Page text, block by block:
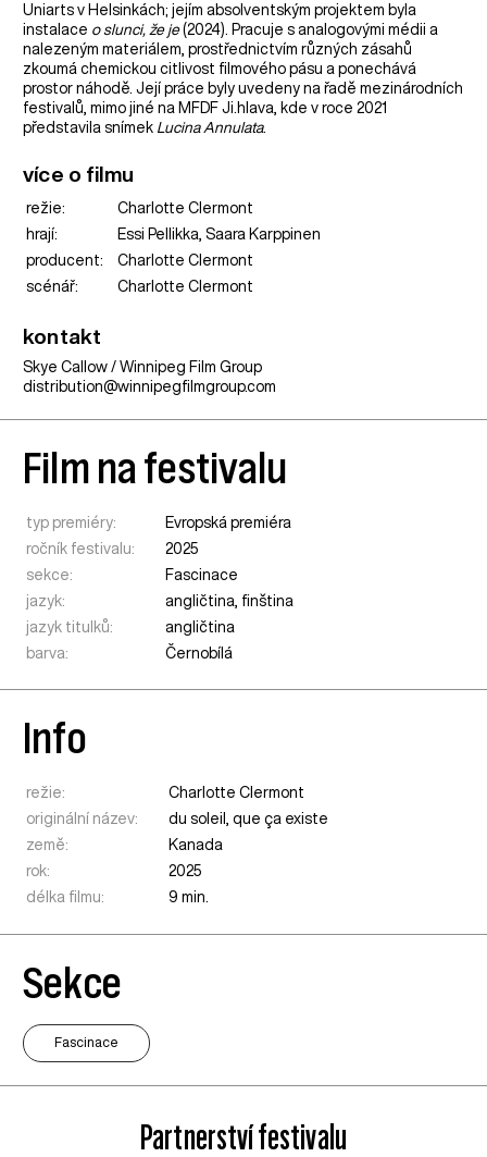
Uniarts v Helsinkách; jejím absolventským projektem byla
instalace o slunci, že je(2024). Pracuje s analogovými médii a
nalezeným materiálem, prostřednictvím různých zásahů
zkoumá chemickou citlivost filmového pásu a ponechává
prostor náhodě. Její práce byly uvedeny na řadě mezinárodních
festivalů, mimo jiné na MFDF Ji.hlava, kde v roce 2021
představila snímek Lucina Annulata.
více o filmu
režie:
Charlotte Clermont
hrají:
Essi Pellikka, Saara Karppinen
producent:
Charlotte Clermont
scénář:
Charlotte Clermont
kontakt
Skye Callow / Winnipeg Film Group
distribution@winnipegfilmgroup.com
Film na festivalu
typ premiéry:
Evropská premiéra
ročník festivalu:
2025
sekce:
Fascinace
jazyk:
angličtina, finština
jazyk titulků:
angličtina
barva:
Černobílá
Info
režie:
Charlotte Clermont
originální název:
du soleil, que ça existe
země:
Kanada
rok:
2025
délka filmu:
9 min.
Sekce
Fascinace
Partnerství festivalu